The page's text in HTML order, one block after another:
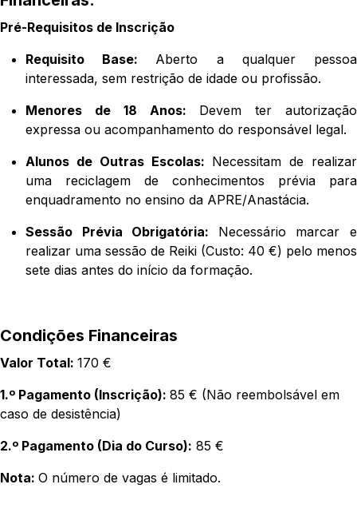
Pré-Requisitos de Inscrição
Requisito Base: Aberto a qualquer pessoa
interessada, sem restrição de idade ou profissão.
Menores de 18 Anos: Devem ter autorização
expressa ou acompanhamento do responsável legal.
Alunos de Outras Escolas: Necessitam de realizar
uma reciclagem de conhecimentos prévia para
enquadramento no ensino da APRE/Anastácia.
Sessão Prévia Obrigatória: Necessário marcar e
realizar uma sessão de Reiki (Custo: 40 €) pelo menos
sete dias antes do início da formação.
Condições Financeiras
Valor Total: 170 €
1.º Pagamento (Inscrição): 85 € (Não reembolsável em
caso de desistência)
2.º Pagamento (Dia do Curso): 85 €
Nota: O número de vagas é limitado.